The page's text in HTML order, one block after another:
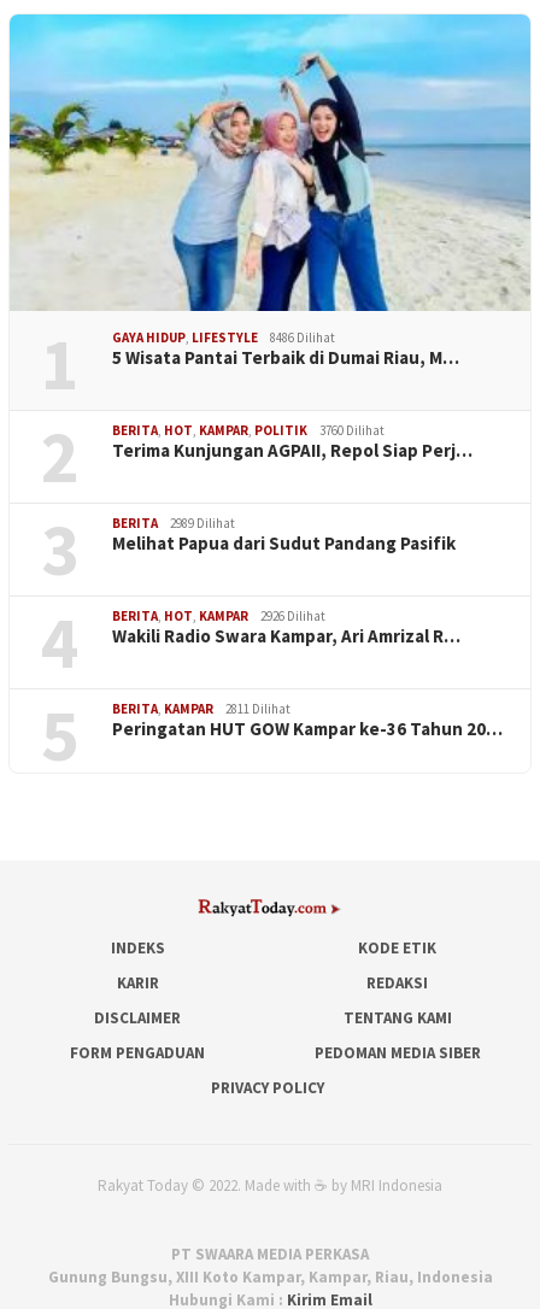
1 GAYA HIDUP, LIFESTYLE 8486 Dilihat
5 Wisata Pantai Terbaik di Dumai Riau, M…
2 BERITA, HOT, KAMPAR, POLITIK 3760 Dilihat
Terima Kunjungan AGPAII, Repol Siap Perj…
3 BERITA 2989 Dilihat
Melihat Papua dari Sudut Pandang Pasifik
4 BERITA, HOT, KAMPAR 2926 Dilihat
Wakili Radio Swara Kampar, Ari Amrizal R…
5 BERITA, KAMPAR 2811 Dilihat
Peringatan HUT GOW Kampar ke-36 Tahun 20…
INDEKS
KODE ETIK
KARIR
REDAKSI
DISCLAIMER
TENTANG KAMI
FORM PENGADUAN
PEDOMAN MEDIA SIBER
PRIVACY POLICY
Rakyat Today © 2022. Made with ☕ by MRI Indonesia
PT SWAARA MEDIA PERKASA
Gunung Bungsu, XIII Koto Kampar, Kampar, Riau, Indonesia
Hubungi Kami : Kirim Email